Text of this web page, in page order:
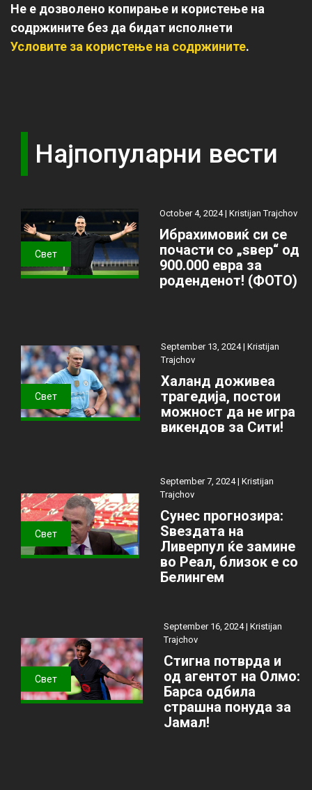
Не е дозволено копирање и користење на
содржините без да бидат исполнети
Условите за користење на содржините.
Најпопуларни вести
Свет
October 4, 2024 |Kristijan Trajchov
Ибрахимовиќ си се
почасти со „ѕвер“ од
900.000 евра за
роденденот! (ФОТО)
Свет
September 13, 2024 | Kristijan
Trajchov
Халанд доживеа
трагедија, постои
можност да не игра
викендов за Сити!
Свет
September 7, 2024 | Kristijan
Trajchov
Сунес прогнозира:
Ѕвездата на
Ливерпул ќе замине
во Реал, близок е со
Белингем
Свет
September 16, 2024 | Kristijan
Trajchov
Стигна потврда и
од агентот на Олмо:
Барса одбила
страшна понуда за
Јамал!